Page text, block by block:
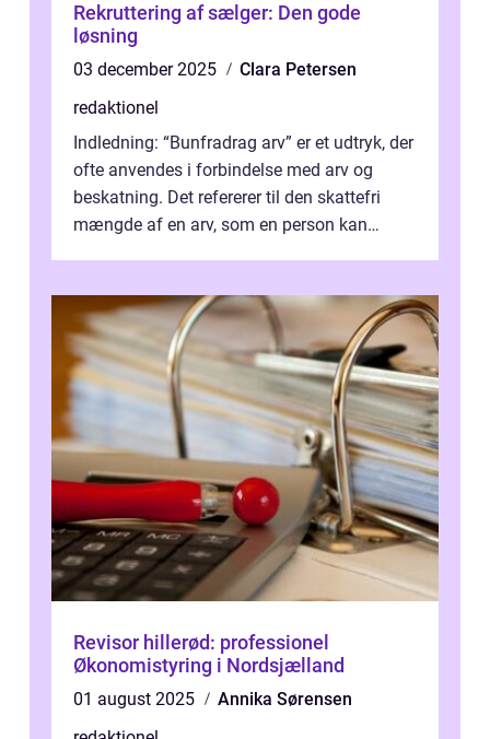
Rekruttering af sælger: Den gode
løsning
03 december 2025
Clara Petersen
redaktionel
Indledning: “Bunfradrag arv” er et udtryk, der
ofte anvendes i forbindelse med arv og
beskatning. Det refererer til den skattefri
mængde af en arv, som en person kan
Revisor hillerød: professionel
Økonomistyring i Nordsjælland
01 august 2025
Annika Sørensen